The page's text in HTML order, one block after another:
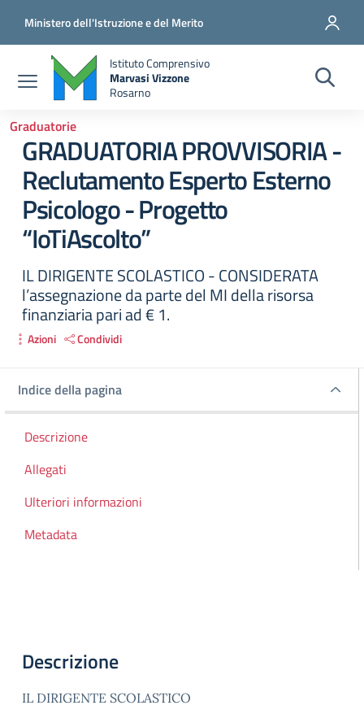
Ministero dell'Istruzione e del Merito
Istituto Comprensivo
Marvasi Vizzone
Rosarno
Graduatorie
GRADUATORIA PROVVISORIA -
Reclutamento Esperto Esterno
Psicologo - Progetto
“IoTiAscolto”
IL DIRIGENTE SCOLASTICO - CONSIDERATA
l’assegnazione da parte del MI della risorsa
finanziaria pari ad € 1.
Azioni Condividi
Indice della pagina
Indice della pagina
Descrizione
Allegati
Ulteriori informazioni
Metadata
Descrizione
IL DIRIGENTE SCOLASTICO